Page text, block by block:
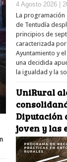
4 Agosto 2026 |
La programación
de Tentudía
principios de
caracterizada
Ayuntamiento y
una decidida
la igualdad y la
UniRural
Diputación
joven y las